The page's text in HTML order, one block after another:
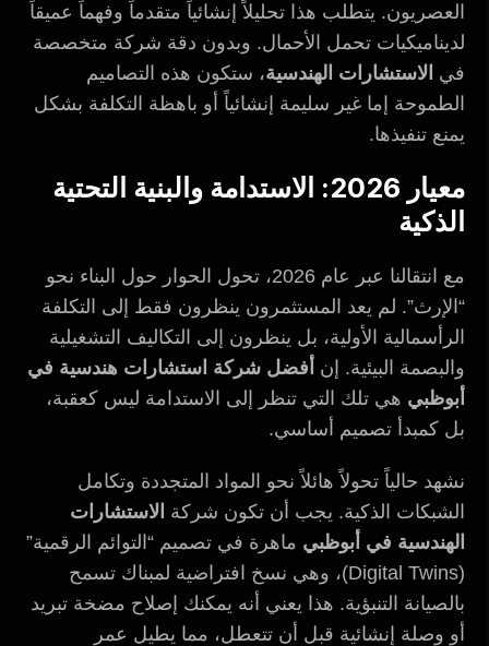
العصريون. يتطلب هذا تحليلاً إنشائياً متقدماً وفهماً عميقاً
لديناميكيات تحمل الأحمال. وبدون دقة شركة متخصصة
في الاستشارات الهندسية، ستكون هذه التصاميم
الطموحة إما غير سليمة إنشائياً أو باهظة التكلفة بشكل
يمنع تنفيذها.
معيار 2026: الاستدامة والبنية التحتية
الذكية
مع انتقالنا عبر عام 2026، تحول الحوار حول البناء نحو
“الإرث”. لم يعد المستثمرون ينظرون فقط إلى التكلفة
الرأسمالية الأولية، بل ينظرون إلى التكاليف التشغيلية
والبصمة البيئية. إن أفضل شركة استشارات هندسية في
أبوظبي هي تلك التي تنظر إلى الاستدامة ليس كعقبة،
بل كمبدأ تصميم أساسي.
نشهد حالياً تحولاً هائلاً نحو المواد المتجددة وتكامل
الشبكات الذكية. يجب أن تكون شركة الاستشارات
الهندسية في أبوظبي ماهرة في تصميم “التوائم الرقمية”
(Digital Twins)، وهي نسخ افتراضية لمبناك تسمح
بالصيانة التنبؤية. هذا يعني أنه يمكنك إصلاح مضخة تبريد
أو وصلة إنشائية قبل أن تتعطل، مما يطيل عمر